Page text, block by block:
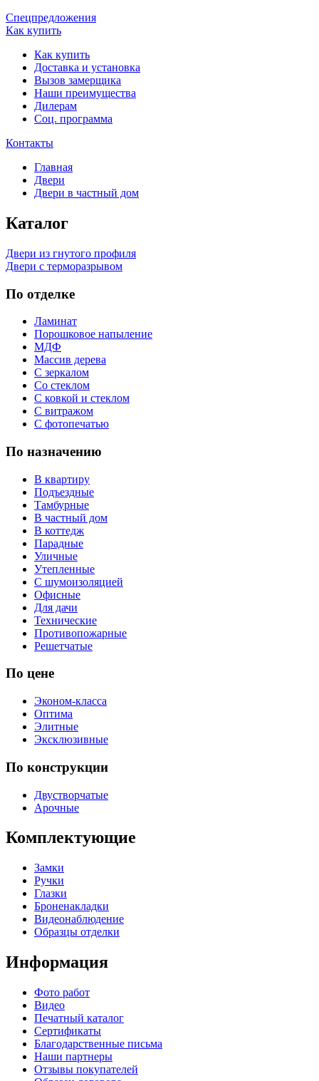
Спецпредложения
Как купить
Как купить
Доставка и установка
Вызов замерщика
Наши преимущества
Дилерам
Соц. программа
Контакты
Главная
Двери
Двери в частный дом
Каталог
Двери из гнутого профиля
Двери с терморазрывом
По отделке
Ламинат
Порошковое напыление
МДФ
Массив дерева
С зеркалом
Со стеклом
С ковкой и стеклом
С витражом
С фотопечатью
По назначению
В квартиру
Подъездные
Тамбурные
В частный дом
В коттедж
Парадные
Уличные
Утепленные
С шумоизоляцией
Офисные
Для дачи
Технические
Противопожарные
Решетчатые
По цене
Эконом-класса
Оптима
Элитные
Эксклюзивные
По конструкции
Двустворчатые
Арочные
Комплектующие
Замки
Ручки
Глазки
Броненакладки
Видеонаблюдение
Образцы отделки
Информация
Фото работ
Видео
Печатный каталог
Сертификаты
Благодарственные письма
Наши партнеры
Отзывы покупателей